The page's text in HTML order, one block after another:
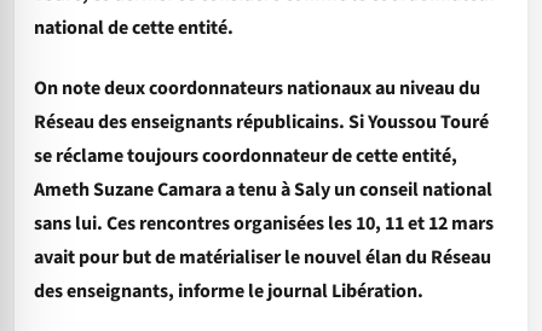
national de cette entité.
On note deux coordonnateurs nationaux au niveau du
Réseau des enseignants républicains. Si Youssou Touré
se réclame toujours coordonnateur de cette entité,
Ameth Suzane Camara a tenu à Saly un conseil national
sans lui. Ces rencontres organisées les 10, 11 et 12 mars
avait pour but de matérialiser le nouvel élan du Réseau
des enseignants, informe le journal Libération.